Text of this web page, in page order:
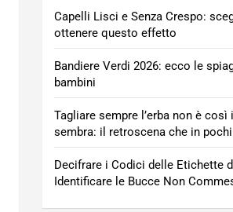
Capelli Lisci e Senza Crespo:
ottenere questo effetto
Bandiere Verdi 2026: ecco le
bambini
Tagliare sempre l’erba non è
sembra: il retroscena che in
Decifrare i Codici delle Etichette
Identificare le Bucce Non